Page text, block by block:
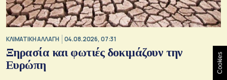
ΚΛΙΜΑΤΙΚΗ ΑΛΛΑΓΗ 04.08.2026, 07:31
Ξηρασία και φωτιές δοκιμάζουν την
Ευρώπη
Cookies